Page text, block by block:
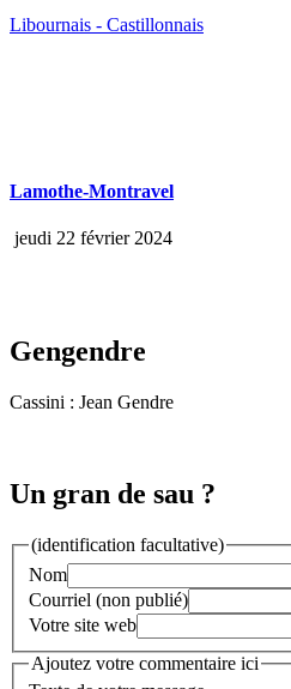
Libournais - Castillonnais
Lamothe-Montravel
jeudi 22 février 2024
Gengendre
Cassini : Jean Gendre
Un gran de sau ?
(identification facultative)
Nom
Courriel (non publié)
Votre site web
Ajoutez votre commentaire ici